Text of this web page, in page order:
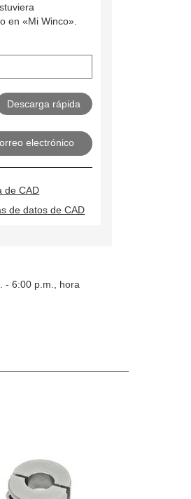
en «Mi Winco».
electrónico
de CAD
de datos de CAD
- 6:00 p.m., hora